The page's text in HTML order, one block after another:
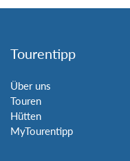
Tourentipp
Über uns
Touren
Hütten
MyTourentipp